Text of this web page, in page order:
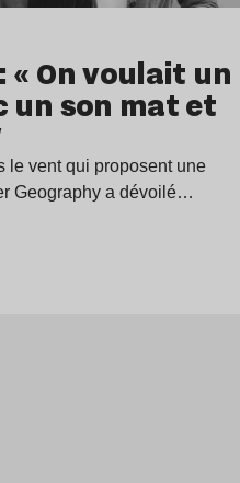
« On voulait un
un son mat et
le vent qui proposent une
Geography a dévoilé…